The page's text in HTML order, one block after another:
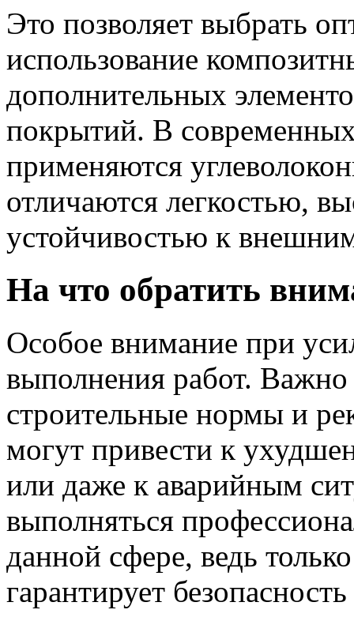
Это позволяет выбрать
использование
дополнительных
покрытий. В
применяются
отличаются легкостью,
устойчивостью к
На что обратить
Особое внимание при
выполнения работ. Важно
строительные нормы и
могут привести к
или даже к аварийным
выполняться
данной сфере, ведь
гарантирует